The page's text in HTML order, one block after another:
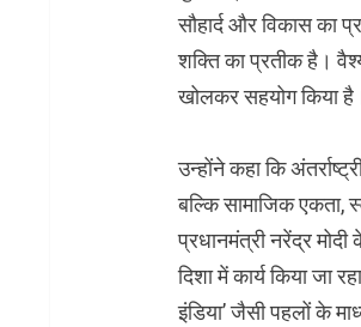
सौहार्द और विकास का
शक्ति का प्रतीक है।
खोलकर सहयोग किया
उन्होंने कहा कि
बल्कि सामाजिक एकता,
प्रधानमंत्री नरेंद्र
दिशा में कार्य किया जा
इंडिया’ जैसी पहलों के